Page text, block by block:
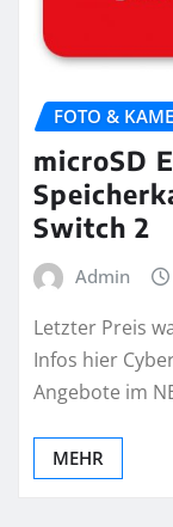
FOTO &
microSD
Switch 2
Admin
Letzter Preis
Infos hier
Angebote im
MEHR